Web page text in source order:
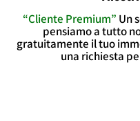
“Cliente Premium” Un
pensiamo a tutto
gratuitamente il tuo
una richiesta